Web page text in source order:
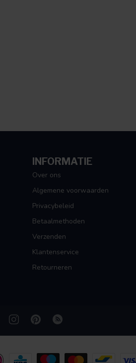
INFORMATIE
Over ons
Algemene voorwaarden
Privacybeleid
Betaalmethoden
Verzenden
Klantenservice
Retourneren